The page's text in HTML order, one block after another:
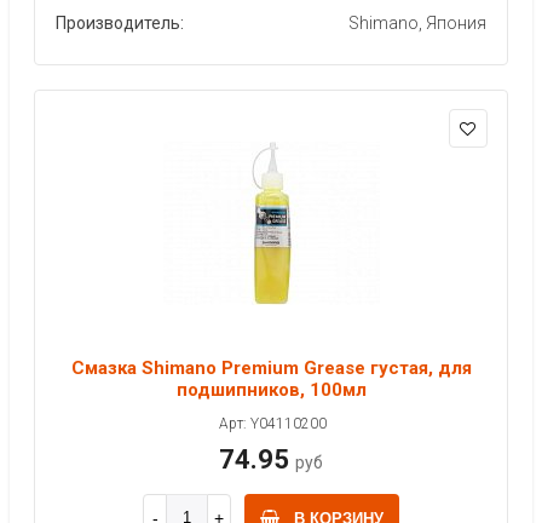
Производитель: Shimano, Япония
Смазка Shimano Premium Grease густая, для
подшипников, 100мл
Арт: Y04110200
74.95 руб
В КОРЗИНУ